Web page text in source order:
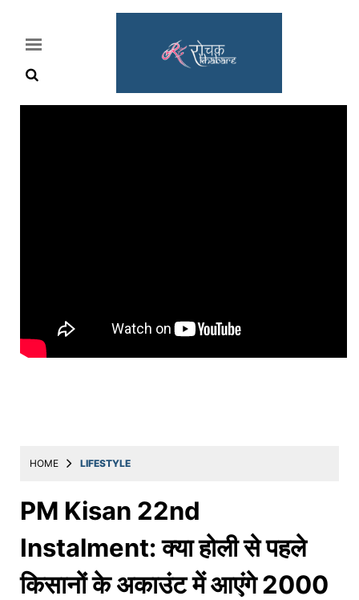
&
मराठी
स्पोर्ट्स
बिझनेस
HOME LIFESTYLE
PM Kisan 22nd
Instalment: क्या होली से पहले
किसानों के अकाउंट में आएंगे 2000